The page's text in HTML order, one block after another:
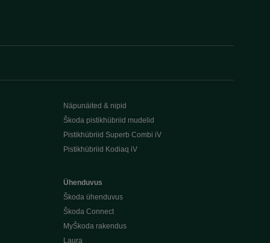
Näpunäited & nipid
Škoda pistikhübriid mudelid
Pistikhübriid Superb Combi iV
Pistikhübriid Kodiaq iV
Ühenduvus
Škoda ühenduvus
Škoda Connect
MyŠkoda rakendus
Laura